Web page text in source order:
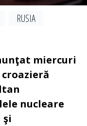
RUSIA
miercuri
nucleare